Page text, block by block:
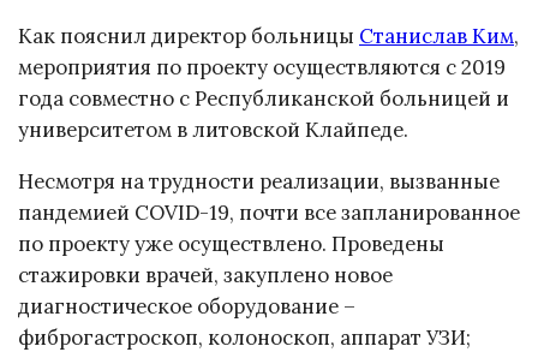
Как пояснил директор больницы Станислав Ким,
мероприятия по проекту осуществляются с 2019
года совместно с Республиканской больницей и
университетом в литовской Клайпеде.
Несмотря на трудности реализации, вызванные
пандемией COVID-19, почти все запланированное
по проекту уже осуществлено. Проведены
стажировки врачей, закуплено новое
диагностическое оборудование –
фиброгастроскоп, колоноскоп, аппарат УЗИ;